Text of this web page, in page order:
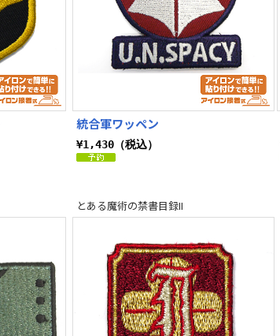
統合軍ワッペン
¥1,430（税込）
とある魔術の禁書目録II